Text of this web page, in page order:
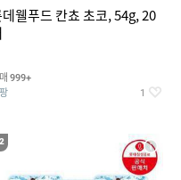
웰푸드 칸쵸 초코, 54g, 20
999+
1